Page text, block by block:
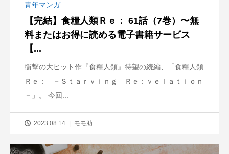
青年マンガ
【完結】食糧人類Ｒｅ： 61話（7巻）〜無
料またはお得に読める電子書籍サービス
【...
衝撃の大ヒット作『食糧人類』待望の続編、「食糧人類
Ｒｅ： －Ｓｔａｒｖｉｎｇ Ｒｅ：ｖｅｌａｔｉｏｎ
－」。 今回...
2023.08.14 モモ助